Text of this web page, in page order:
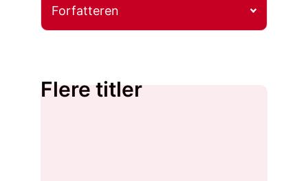
Forfatteren
Flere titler